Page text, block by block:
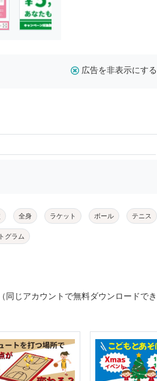
広告を非表示にする
全身 ラケット ボール テニス
グラム
（同じアカウントで無料ダウンロードでき